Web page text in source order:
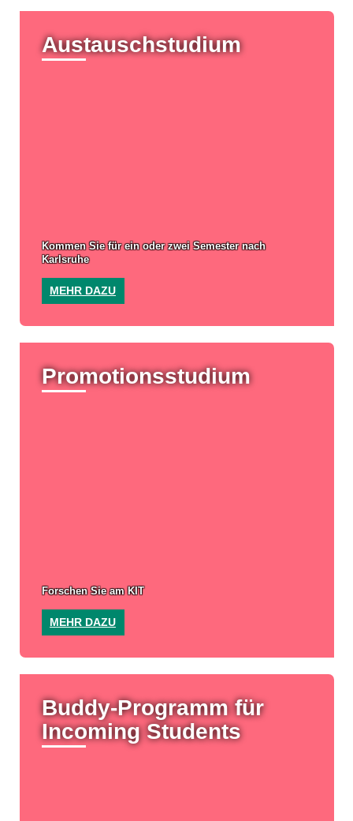
Austausch­studium
Kommen Sie für ein oder zwei Semester nach
Karlsruhe
MEHR DAZU
Promotions­studium
Forschen Sie am KIT
MEHR DAZU
Buddy-Programm für
Incoming Students